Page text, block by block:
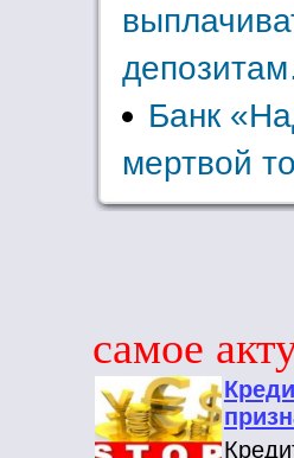
Банк
мертвой
самое